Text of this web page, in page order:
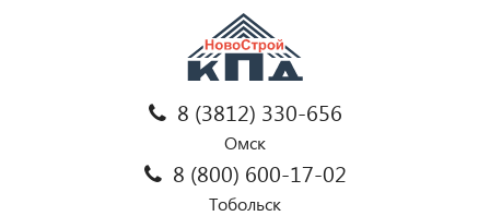
8 (3812) 330-656
Омск
8 (800) 600-17-02
Тобольск